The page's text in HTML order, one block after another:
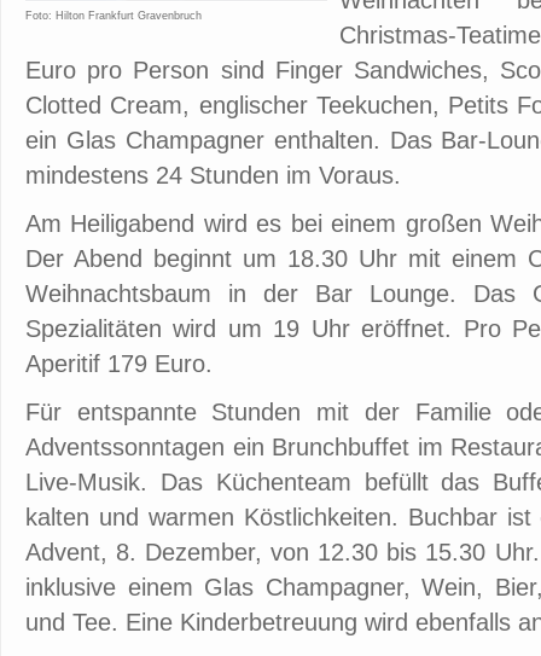
Foto: Hilton Frankfurt Gravenbruch
Christmas-
Euro pro Person sind Finger Sandwiches,
Clotted Cream, englischer Teekuchen, Petits
ein Glas Champagner enthalten. Das Bar-
mindestens 24 Stunden im Voraus.
Am Heiligabend wird es bei einem großen
Der Abend beginnt um 18.30 Uhr mit einem
Weihnachtsbaum in der Bar Lounge. Das
Spezialitäten wird um 19 Uhr eröffnet. Pro
Aperitif 179 Euro.
Für entspannte Stunden mit der Familie
Adventssonntagen ein Brunchbuffet im
Live-Musik. Das Küchenteam befüllt das
kalten und warmen Köstlichkeiten. Buchbar
Advent, 8. Dezember, von 12.30 bis 15.30
inklusive einem Glas Champagner, Wein,
und Tee. Eine Kinderbetreuung wird ebenfalls